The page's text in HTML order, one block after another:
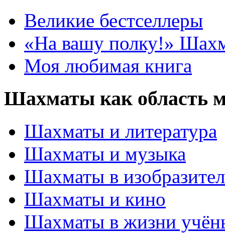
Великие бестселлеры
«На вашу полку!»
Моя любимая книга
Шахматы как область
Шахматы и литература
Шахматы и музыка
Шахматы в
Шахматы и кино
Шахматы в жизни